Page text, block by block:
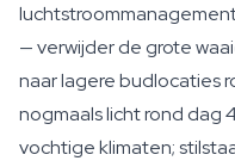
— verwijder de grote
naar lagere budlocaties
nogmaals licht rond dag
vochtige klimaten;